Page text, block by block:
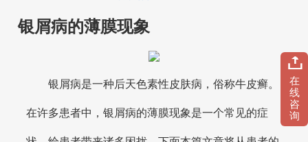
银屑病的薄膜现象
银屑病是一种后天色素性皮肤病，俗称牛皮癣。
在许多患者中，银屑病的薄膜现象是一个常见的症
在
线
咨
询